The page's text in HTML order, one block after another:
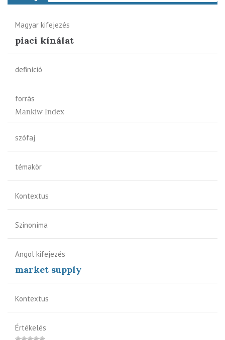
Magyar kifejezés
piaci kínálat
definíció
forrás
Mankiw Index
szófaj
témakör
Kontextus
Szinoníma
Angol kifejezés
market supply
Kontextus
Értékelés